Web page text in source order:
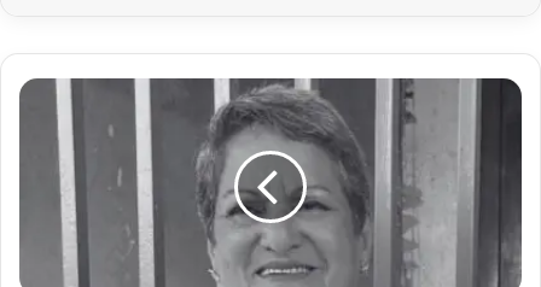
Mulher
morre
durante